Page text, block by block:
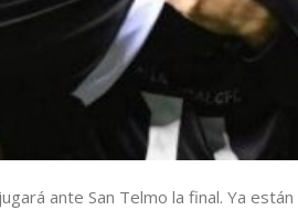
ante San Telmo la final. Ya